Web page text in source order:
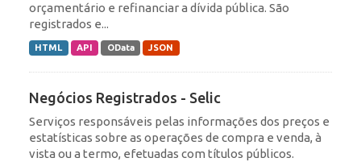
orçamentário e refinanciar a dívida pública. São
registrados e...
HTML API OData JSON
Negócios Registrados - Selic
Serviços responsáveis pelas informações dos preços e
estatísticas sobre as operações de compra e venda, à
vista ou a termo, efetuadas com títulos públicos.